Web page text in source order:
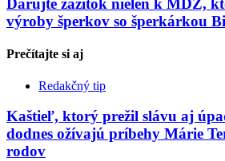
Darujte zážitok nielen k MDŽ,
výroby šperkov so šperkárkou
Prečítajte si aj
Redakčný tip
Kaštieľ, ktorý prežil slávu aj
dodnes ožívajú príbehy Márie
rodov